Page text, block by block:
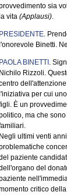
sia
la vita (Applausi).
PRESIDENTE.
l'onorevole Binetti.
PAOLA BINETTI .
Nichilo Rizzoli.
l'iniziativa per cui
È un
ma che
Negli ultimi venti
paziente
del
critico